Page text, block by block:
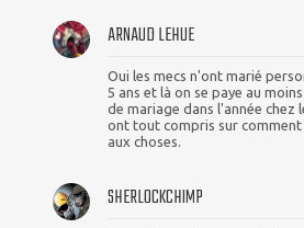
ARNAUD LEHUE
Oui les mecs n'ont marié
5 ans et là on se paye au
de mariage dans l'année chez
ont tout compris sur
aux choses.
SHERLOCKCHIMP